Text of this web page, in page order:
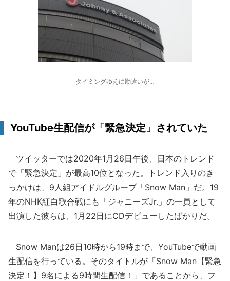
タイミングゆえに勘違いが…
YouTube生配信が「緊急決定」されていた
ツイッターでは2020年1月26日午後、日本のトレンド
で「緊急決定」が最高10位となった。トレンド入りのき
っかけは、9人組アイドルグループ「Snow Man」だ。19
年のNHK紅白歌合戦にも「ジャニーズJr.」の一員として
出演した彼らは、1月22日にCDデビューしたばかりだ。
Snow Manは26日10時から19時まで、YouTubeで動画
生配信を行っている。そのタイトルが「Snow Man【緊急
決定！】9名による9時間生配信！」であることから、フ